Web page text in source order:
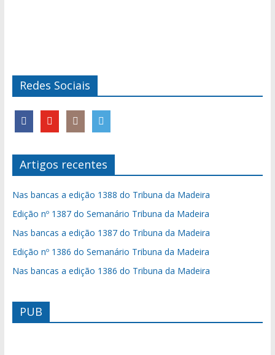
Redes Sociais
Artigos recentes
Nas bancas a edição 1388 do Tribuna da Madeira
Edição nº 1387 do Semanário Tribuna da Madeira
Nas bancas a edição 1387 do Tribuna da Madeira
Edição nº 1386 do Semanário Tribuna da Madeira
Nas bancas a edição 1386 do Tribuna da Madeira
PUB